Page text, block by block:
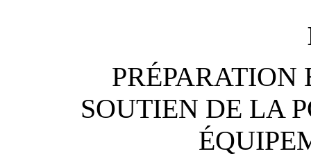
PRÉPARATION
SOUTIEN DE LA